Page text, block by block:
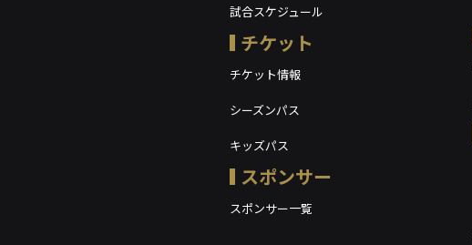
試合スケジュール
チケット
チケット情報
シーズンパス
キッズパス
スポンサー
スポンサー一覧